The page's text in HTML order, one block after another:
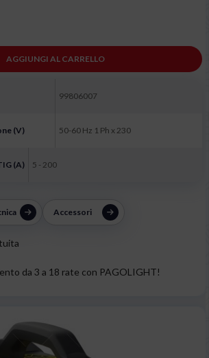
AGGIUNGI AL CARRELLO
99806007
(V) 50-60 Hz 1 Ph x 230
(A) 5 - 200
Accessori
da 3 a 18 rate con PAGOLIGHT!